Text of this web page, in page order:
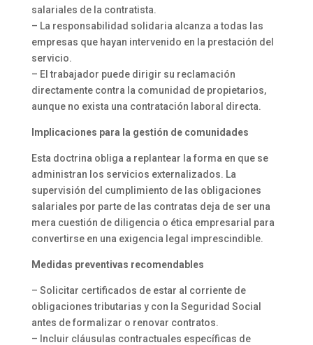
salariales de la contratista.
– La responsabilidad solidaria alcanza a todas las
empresas que hayan intervenido en la prestación del
servicio.
– El trabajador puede dirigir su reclamación
directamente contra la comunidad de propietarios,
aunque no exista una contratación laboral directa.
Implicaciones para la gestión de comunidades
Esta doctrina obliga a replantear la forma en que se
administran los servicios externalizados. La
supervisión del cumplimiento de las obligaciones
salariales por parte de las contratas deja de ser una
mera cuestión de diligencia o ética empresarial para
convertirse en una exigencia legal imprescindible.
Medidas preventivas recomendables
– Solicitar certificados de estar al corriente de
obligaciones tributarias y con la Seguridad Social
antes de formalizar o renovar contratos.
– Incluir cláusulas contractuales específicas de